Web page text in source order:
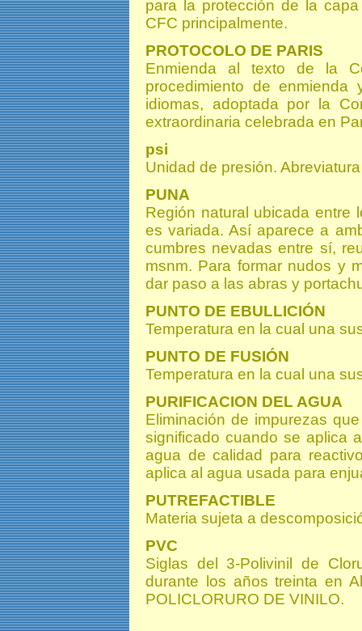
para la protección de la
CFC principalmente.
PROTOCOLO DE PARIS
Enmienda al texto de la
procedimiento de
idiomas, adoptada por la
extraordinaria celebrada en
psi
Unidad de presión.
PUNA
Región natural ubicada entre
es variada. Así aparece a
cumbres nevadas entre sí,
msnm. Para formar nudos y
dar paso a las abras y
PUNTO DE EBULLICIÓN
Temperatura en la cual una
PUNTO DE FUSIÓN
Temperatura en la cual una
PURIFICACION DEL AGUA
Eliminación de impurezas
significado cuando se aplica
agua de calidad para
aplica al agua usada para
PUTREFACTIBLE
Materia sujeta a
PVC
Siglas del 3-Polivinil de
durante los años treinta en
POLICLORURO DE VINILO.